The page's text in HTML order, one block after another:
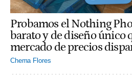
Probamos el Nothing
barato y de diseño único
mercado de precios
Chema Flores